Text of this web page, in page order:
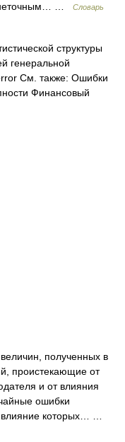
неточным… …
Словарь
структуры
генеральной
См. также: Ошибки
Финансовый
полученных в
проистекающие от
и от влияния
ошибки
влияние которых… …